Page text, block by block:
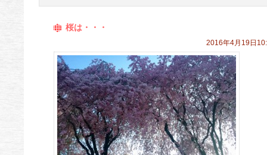
桜は・・・
2016年4月19日